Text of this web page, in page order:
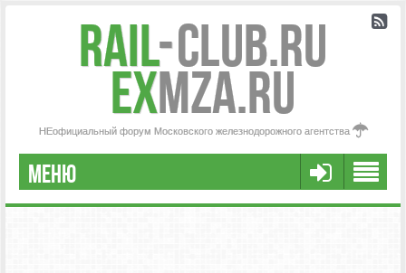
Rail-Club.RU
exMZA.RU
НЕофициальный форум Московского железнодорожного агентства
МЕНЮ
РЕГИСТРАЦИЯ